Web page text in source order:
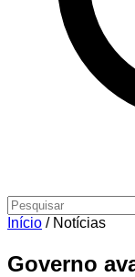
Início / Notícias
Governo